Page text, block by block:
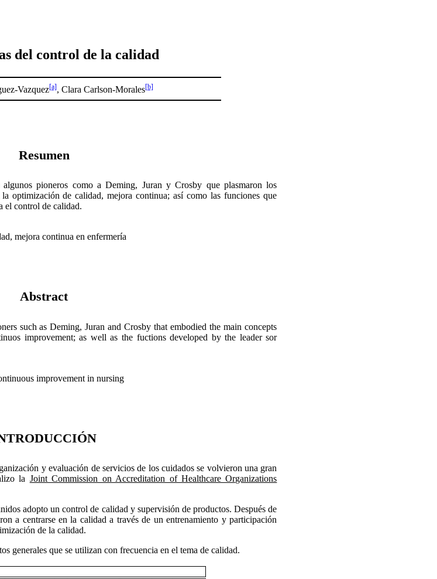
del control de la calidad
Vazquez[a], Clara Carlson-Morales[b]
Resumen
pioneros como a Deming, Juran y Crosby que plasmaron los
optimización de calidad, mejora continua; así como las funciones que
el control de calidad.
mejora continua en enfermería
Abstract
such as Deming, Juran and Crosby that embodied the main concepts
improvement; as well as the fuctions developed by the leader sor
improvement in nursing
y evaluación de servicios de los cuidados se volvieron una gran
la Joint Commission on Accreditation of Healthcare Organizations
adopto un control de calidad y supervisión de productos. Después de
a centrarse en la calidad a través de un entrenamiento y participación
de la calidad.
generales que se utilizan con frecuencia en el tema de calidad.